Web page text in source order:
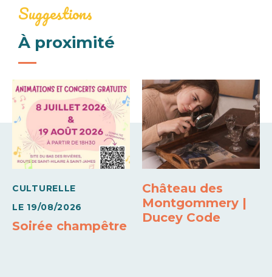
Suggestions
À proximité
CULTURELLE
LE 19/08/2026
Soirée champêtre
Château des
Montgommery |
Ducey Code